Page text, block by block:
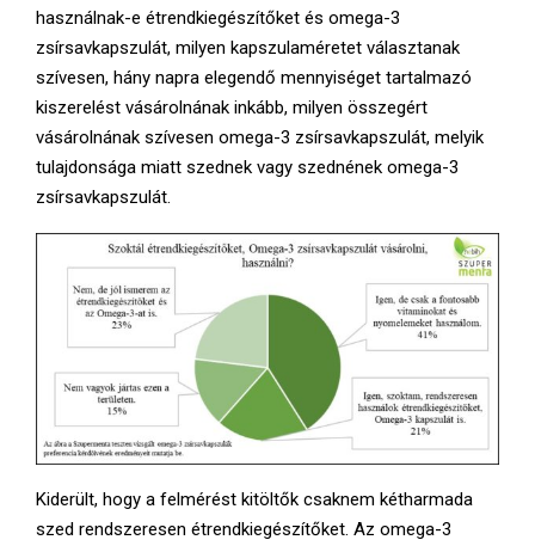
használnak-e étrendkiegészítőket és omega-3
zsírsavkapszulát, milyen kapszulaméretet választanak
szívesen, hány napra elegendő mennyiséget tartalmazó
kiszerelést vásárolnának inkább, milyen összegért
vásárolnának szívesen omega-3 zsírsavkapszulát, melyik
tulajdonsága miatt szednek vagy szednének omega-3
zsírsavkapszulát.
Kiderült, hogy a felmérést kitöltők csaknem kétharmada
szed rendszeresen étrendkiegészítőket. Az omega-3